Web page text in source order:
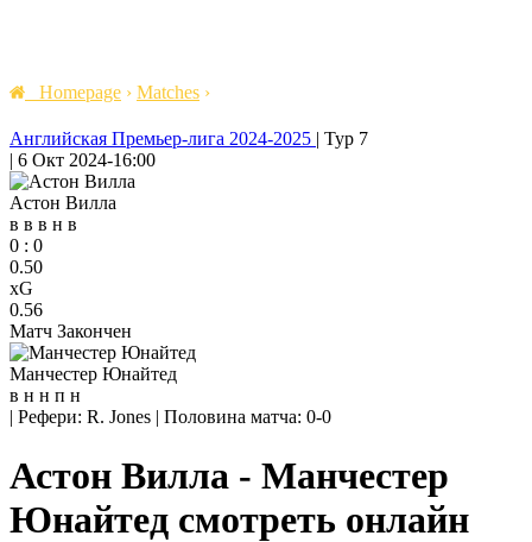
Homepage › Matches ›
Английская Премьер-лига 2024-2025 | Тур 7
| 6 Окт 2024-16:00
Астон Вилла
в в в н в
0 : 0
0.50
xG
0.56
Матч Закончен
Манчестер Юнайтед
в н н п н
| Рефери: R. Jones | Половина матча: 0-0
Астон Вилла - Манчестер
Юнайтед смотреть онлайн